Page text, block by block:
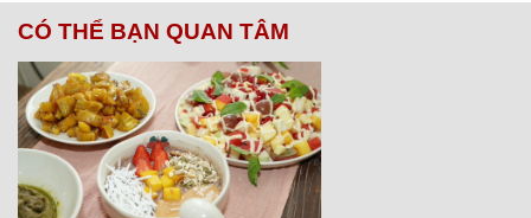
CÓ THỂ BẠN QUAN TÂM